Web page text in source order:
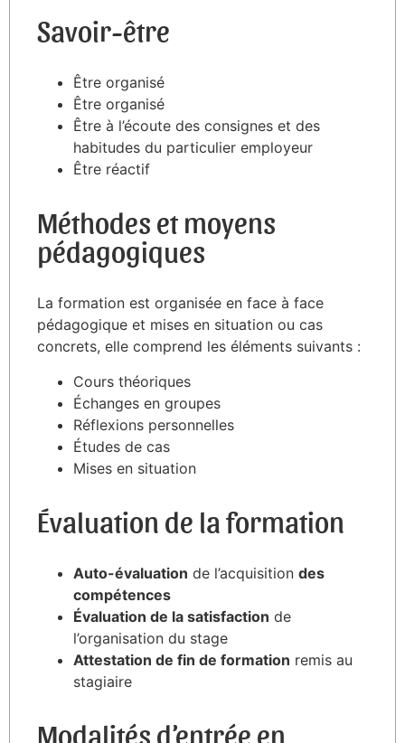
Savoir-être
Être organisé
Être organisé
Être à l’écoute des consignes et des
habitudes du particulier employeur
Être réactif
Méthodes et moyens
pédagogiques
La formation est organisée en face à face
pédagogique et mises en situation ou cas
concrets, elle comprend les éléments suivants :
Cours théoriques
Échanges en groupes
Réflexions personnelles
Études de cas
Mises en situation
Évaluation de la formation
Auto-évaluation de l’acquisition des
compétences
Évaluation de la satisfaction de
l’organisation du stage
Attestation de fin de formation remis au
stagiaire
Modalités d’entrée en